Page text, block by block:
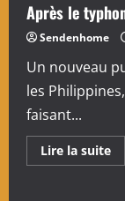
Après le
Sendenhome
Un nouveau
les
faisant...
Lire la suiteEn